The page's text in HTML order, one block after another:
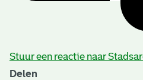
Stuur een reactie naar
Delen